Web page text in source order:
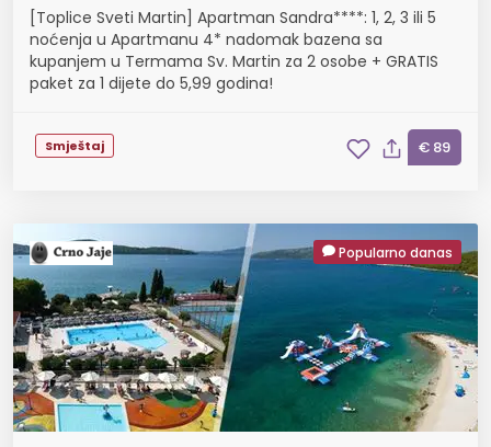
[Toplice Sveti Martin] Apartman Sandra****: 1, 2, 3 ili 5
noćenja u Apartmanu 4* nadomak bazena sa
kupanjem u Termama Sv. Martin za 2 osobe + GRATIS
paket za 1 dijete do 5,99 godina!
Smještaj € 89
Popularno danas